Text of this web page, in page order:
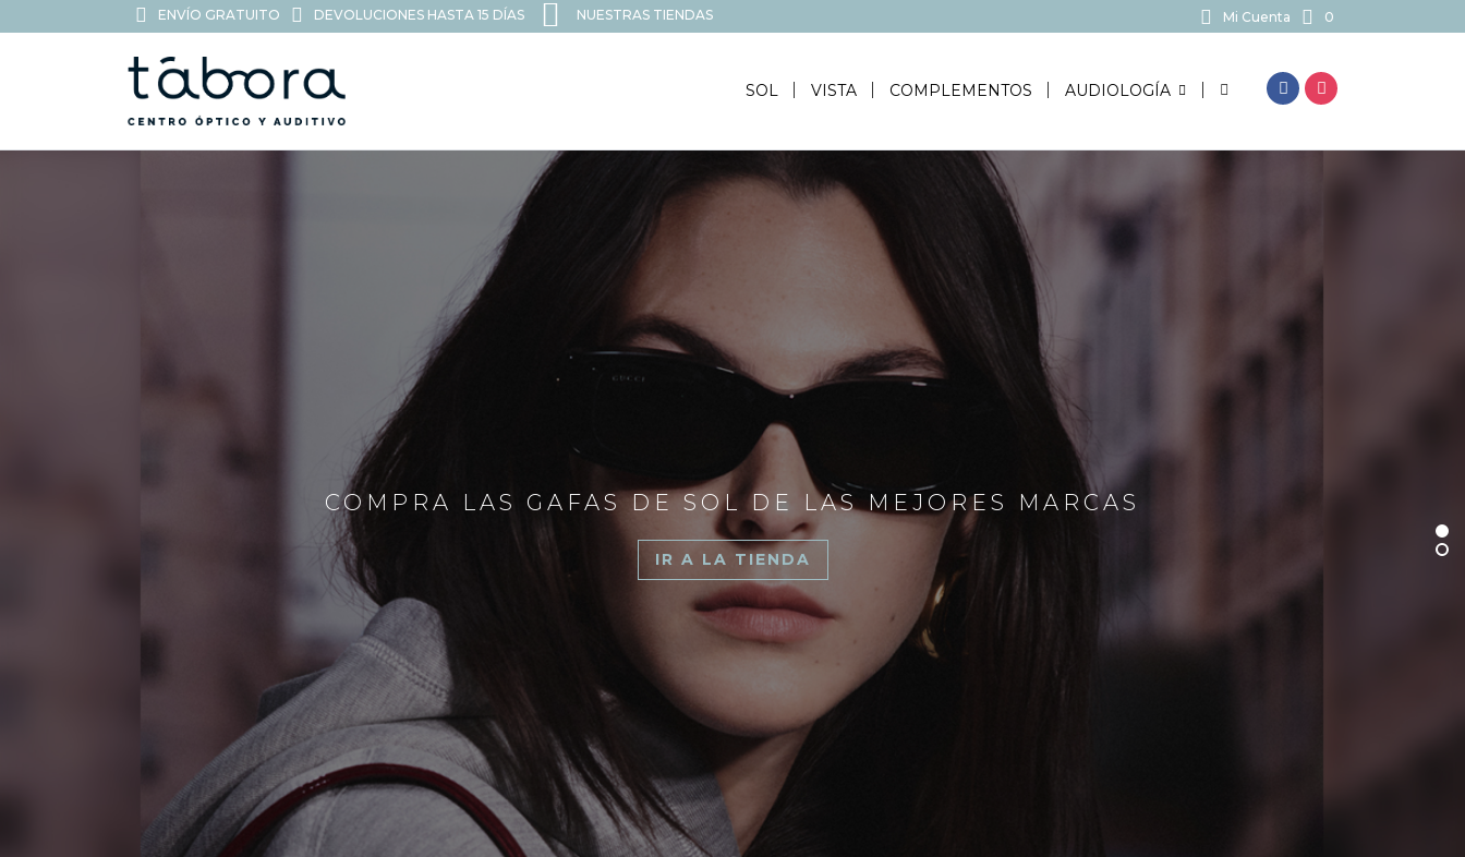
ENVÍO GRATUITO DEVOLUCIONES HASTA 15 DÍAS NUESTRAS TIENDAS Mi Cuenta 0
SOL VISTA COMPLEMENTOS AUDIOLOGÍA BUSCAR...
COMPRA LAS GAFAS DE SOL DE LAS MEJORES MARCAS
IR A LA TIENDA